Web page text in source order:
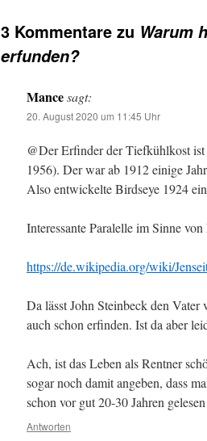
3 Kommentare zu Warum
erfunden?
Mancesagt:
20. August 2020 um 11:45 Uhr
@Der Erfinder der Tiefkühlkost
1956). Der war ab 1912 einige
Also entwickelte Birdseye 1924
Interessante Paralelle im Sinne
https://de.wikipedia.org/wiki/
Da lässt John Steinbeck den
auch schon erfinden. Ist da aber
Ach, ist das Leben als Rentner
sogar noch damit angeben, dass
schon vor gut 20-30 Jahren
Antworten